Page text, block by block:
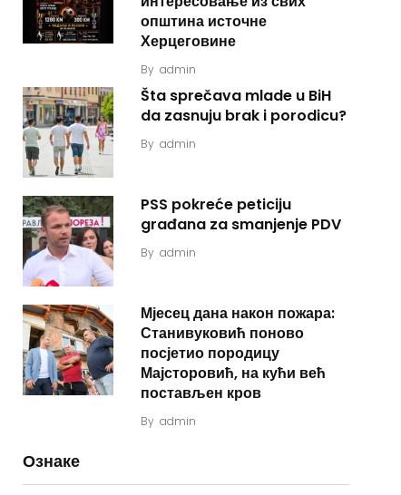
општина источне
Херцеговине
By admin
Šta sprečava mlade u BiH
da zasnuju brak i porodicu?
By admin
PSS pokreće peticiju
građana za smanjenje PDV
By admin
Мјесец дана након пожара:
Станивуковић поново
посјетио породицу
Мајсторовић, на кући већ
постављен кров
By admin
Ознаке